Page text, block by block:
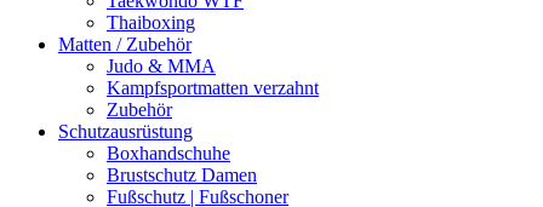
Thaiboxing
Matten / Zubehör
Judo & MMA
Kampfsportmatten verzahnt
Zubehör
Schutzausrüstung
Boxhandschuhe
Brustschutz Damen
Fußschutz | Fußschoner